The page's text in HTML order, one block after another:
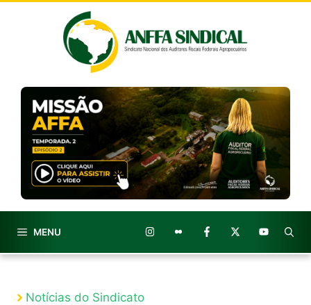
MENU
Notícias do Sindicato